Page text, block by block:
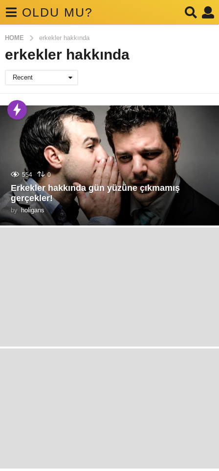
OLDU MU?
HOME erkekler hakkında
erkekler hakkında
Recent
554 0
Erkekler hakkında gün yüzüne çıkmamış
gerçekler!
by holigans